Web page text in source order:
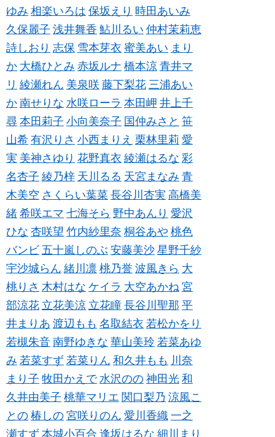
ゆみ 相楽いろは 保坂えり 時田あいみ
久保麗子 浅井舞香 鮎川るい 仲村茉莉恵
詩しおり 志保 雪本芽衣 蜜美あい まり
か 大橋ひとみ 赤坂ルナ 橋本涼 青井マ
リ 綾瀬れん 美泉咲 藤下梨花 三浦あい
か 南せりな 水咲ローラ 本田岬 井上千
尋 本田莉子 小向美奈子 国仲みさと 笹
山希 有沢りさ 小西まりえ 栗林里莉 愛
実 美神さゆり 花野真衣 綾瀬はるな 彩
名杏子 綾乃梓 天川るる 天宮まなみ 青
木美空 さくらい葉菜 長谷川杏実 高橋美
緒 希咲エマ 七海そら 野中あんり 愛沢
ひな 杏咲望 竹内紗里奈 桐谷あや 桃色
バンビ 五十嵐しのぶ 安藤美沙 星野千紗
宇沙城らん 緒川凛 桃乃誉 波風きら 大
桃りさ 木村はな ケイラ 大空あかね 宮
部涼花 立花美涼 立花瞳 長谷川聖那 平
井まりあ 渡辺もも 名取結衣 若松かをり
若槻朱音 南野ゆきな 華山美玲 若菜あゆ
み 若菜すず 若菜りん 和久井もも 川奈
まり子 牧田かえで 水沢のの 神田光 和
久井由美子 桃華マリエ 関口梨乃 涼風こ
との 椿しの 宮咲りのん 愛川香織 一之
瀬すず 本城小百合 逢坂はるな 細川まり